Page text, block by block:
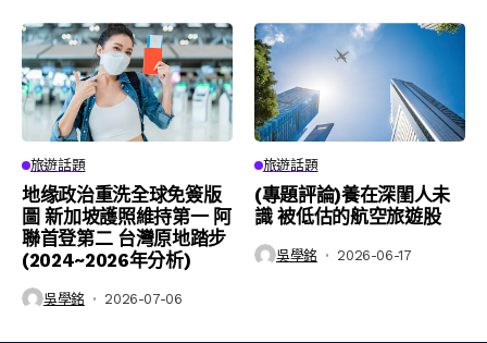
旅遊話題
地缘政治重洗全球免簽版
圖 新加坡護照維持第一 阿
聯首登第二 台灣原地踏步
(2024~2026年分析)
吳學銘 2026-07-06
旅遊話題
(專題評論)養在深閨人未
識 被低估的航空旅遊股
吳學銘 2026-06-17